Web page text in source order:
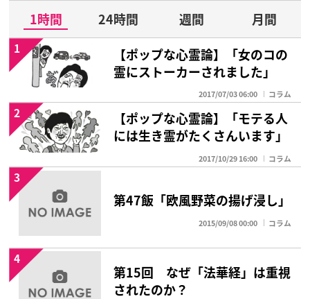
1時間 24時間 週間
月間
【ポップな心霊論】「女のコの
霊にストーカーされました」
2017/07/03 06:00 コラム
1
【ポップな心霊論】「モテる人
には生き霊がたくさんいます」
2017/10/29 16:00 コラム
2
第47飯「欧風野菜の揚げ浸し」
2015/09/08 00:00 コラム
3
第15回 なぜ「法華経」は重視
されたのか？
4